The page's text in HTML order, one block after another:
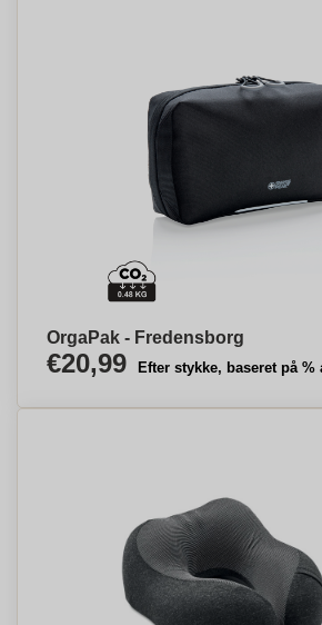
OrgaPak - Fredensborg
€20,99 Efter stykke, baseret på %